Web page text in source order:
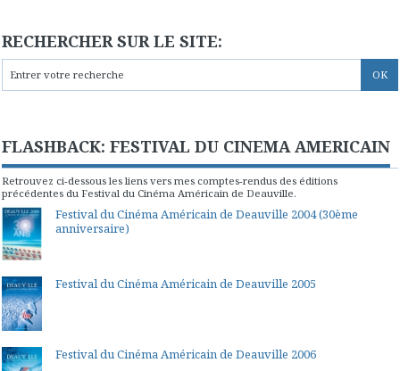
RECHERCHER SUR LE SITE:
FLASHBACK: FESTIVAL DU CINEMA AMERICAIN
Retrouvez ci-dessous les liens vers mes comptes-rendus des éditions
précédentes du Festival du Cinéma Américain de Deauville.
Festival du Cinéma Américain de Deauville 2004 (30ème
anniversaire)
Festival du Cinéma Américain de Deauville 2005
Festival du Cinéma Américain de Deauville 2006